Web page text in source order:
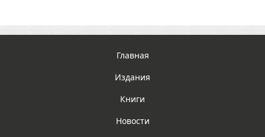
Главная
Издания
Книги
Новости